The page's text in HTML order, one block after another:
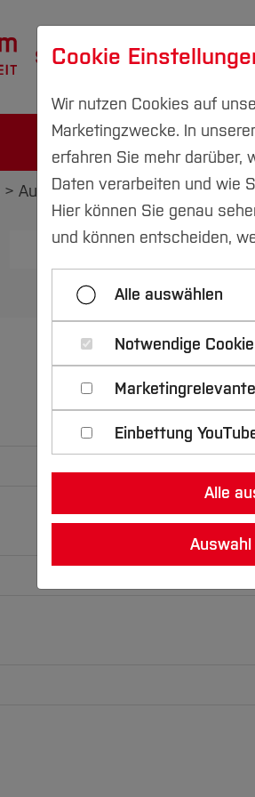
Studium Forschung &
Ausleihanfrage
Start Ausstattung
Cookie
Wir nutzen Cookies auf
Marketingzwecke. In
erfahren Sie mehr darüber,
Daten verarbeiten und wie
Hier können Sie genau
und können entscheiden,
Alle auswählen
Notwendige
Einbettung
Alle